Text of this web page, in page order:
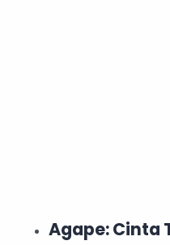
Agape: Cinta